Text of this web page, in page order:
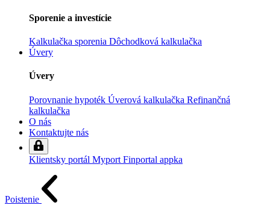
Sporenie a investície
Kalkulačka sporenia Dôchodková kalkulačka
Úvery
Úvery
Porovnanie hypoték Úverová kalkulačka Refinančná
kalkulačka
O nás
Kontaktujte nás
Klientsky portál Myport Finportal appka
Poistenie